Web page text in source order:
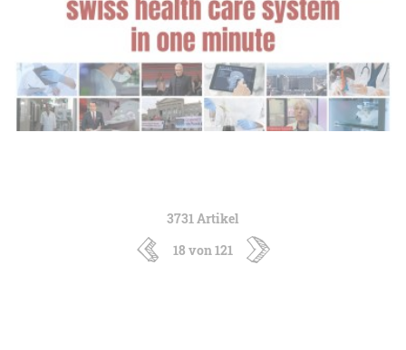
3731 Artikel
18 von 121